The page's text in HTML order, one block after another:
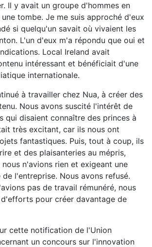
Il y avait un groupe d'hommes en
tombe. Je me suis approché d'eux
si quelqu'un savait où vivaient les
L'un d'eux m'a répondu que oui et
Local Ireland avait
intéressant et bénéficiait d'une
internationale.
à travailler chez Nua, à créer des
Nous avons suscité l'intérêt de
qui disaient connaître des princes à
très excitant, car ils nous ont
fantastiques. Puis, tout à coup, ils
et des plaisanteries au mépris,
n'avions rien et exigeant une
l'entreprise. Nous avons refusé.
pas de travail rémunéré, nous
pour créer davantage de
cette notification de l'Union
un concours sur l'innovation